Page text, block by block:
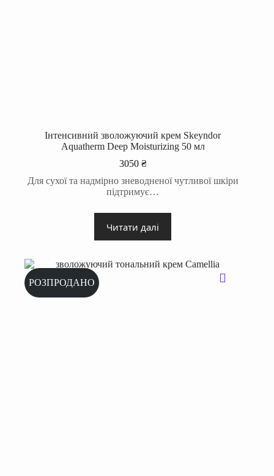
Інтенсивний зволожуючий крем Skeyndor
Aquatherm Deep Moisturizing 50 мл
3050 ₴
Для сухої та надмірно зневодненої чутливої шкіри
підтримує…
Читати далі
РОЗПРОДАНО